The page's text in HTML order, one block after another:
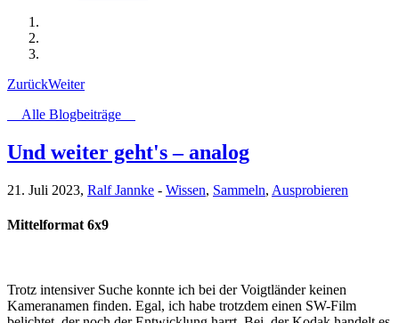
ZurückWeiter
Alle Blogbeiträge
Und weiter geht's – analog
21. Juli 2023, Ralf Jannke - Wissen, Sammeln, Ausprobieren
Mittelformat 6x9
Trotz intensiver Suche konnte ich bei der Voigtländer keinen
Kameranamen finden. Egal, ich habe trotzdem einen SW-Film